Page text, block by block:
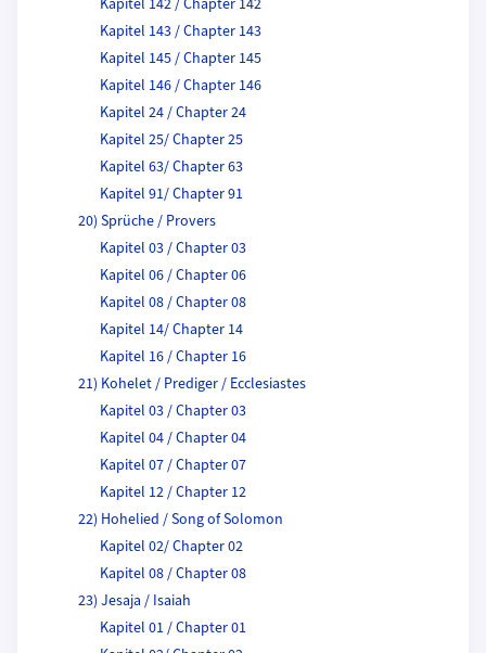
Kapitel 142 / Chapter 142
Kapitel 143 / Chapter 143
Kapitel 145 / Chapter 145
Kapitel 146 / Chapter 146
Kapitel 24 / Chapter 24
Kapitel 25/ Chapter 25
Kapitel 63/ Chapter 63
Kapitel 91/ Chapter 91
20) Sprüche / Provers
Kapitel 03 / Chapter 03
Kapitel 06 / Chapter 06
Kapitel 08 / Chapter 08
Kapitel 14/ Chapter 14
Kapitel 16 / Chapter 16
21) Kohelet / Prediger / Ecclesiastes
Kapitel 03 / Chapter 03
Kapitel 04 / Chapter 04
Kapitel 07 / Chapter 07
Kapitel 12 / Chapter 12
22) Hohelied / Song of Solomon
Kapitel 02/ Chapter 02
Kapitel 08 / Chapter 08
23) Jesaja / Isaiah
Kapitel 01 / Chapter 01